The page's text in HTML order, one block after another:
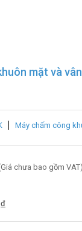
mặt và
Máy chấm công
chưa bao gồm VAT)
đ